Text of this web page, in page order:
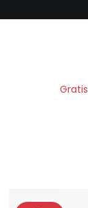
Gratis